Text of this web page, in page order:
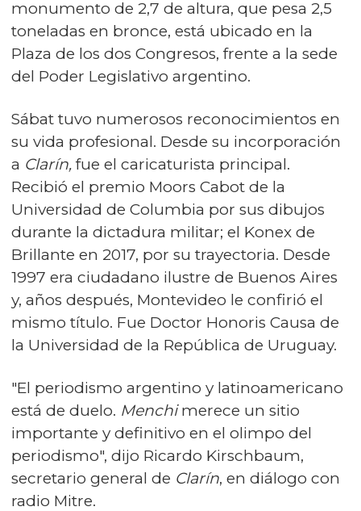
monumento de 2,7 de altura, que pesa 2,5
toneladas en bronce, está ubicado en la
Plaza de los dos Congresos, frente a la sede
del Poder Legislativo argentino.
Sábat tuvo numerosos reconocimientos en
su vida profesional. Desde su incorporación
a Clarín, fue el caricaturista principal.
Recibió el premio Moors Cabot de la
Universidad de Columbia por sus dibujos
durante la dictadura militar; el Konex de
Brillante en 2017, por su trayectoria. Desde
1997 era ciudadano ilustre de Buenos Aires
y, años después, Montevideo le confirió el
mismo título. Fue Doctor Honoris Causa de
la Universidad de la República de Uruguay.
"El periodismo argentino y latinoamericano
está de duelo. Menchimerece un sitio
importante y definitivo en el olimpo del
periodismo", dijo Ricardo Kirschbaum,
secretario general de Clarín, en diálogo con
radio Mitre.